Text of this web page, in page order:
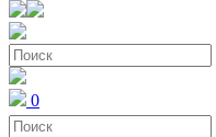
0